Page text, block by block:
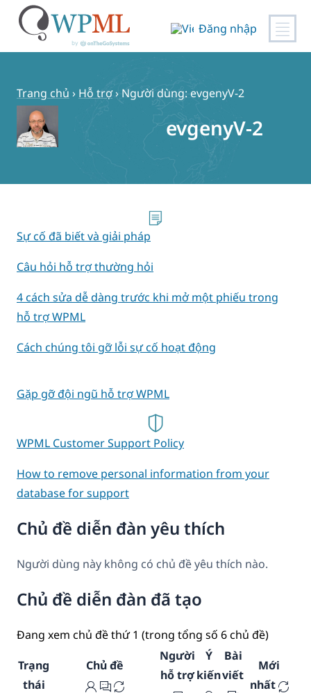
dung
Đăng nhập
Trang chủ › Hỗ trợ› Người dùng: evgenyV-2
evgenyV-2
Chủ đề diễn đàn yêu thích
Người dùng này không có chủ đề yêu thích nào.
Chủ đề diễn đàn đã tạo
Đang xem chủ đề thứ 1 (trong tổng số 6 chủ đề)
Trạng
thái
Chủ đề
Người
hỗ trợ
Ý
kiến
Bài
viết
Mới
nhất
Sự cố đã biết và giải pháp
Câu hỏi hỗ trợ thường hỏi
4 cách sửa dễ dàng trước khi mở một phiếu trong
hỗ trợ WPML
Cách chúng tôi gỡ lỗi sự cố hoạt động
Gặp gỡ đội ngũ hỗ trợ WPML
WPML Customer Support Policy
How to remove personal information from your
database for support